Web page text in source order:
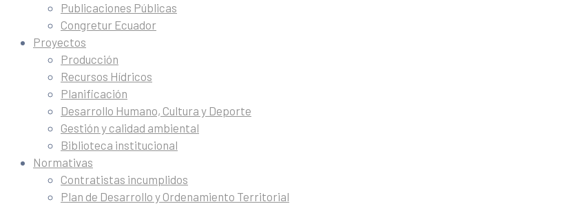
Publicaciones Públicas
Congretur Ecuador
Proyectos
Producción
Recursos Hídricos
Planificación
Desarrollo Humano, Cultura y Deporte
Gestión y calidad ambiental
Biblioteca institucional
Normativas
Contratistas incumplidos
Plan de Desarrollo y Ordenamiento Territorial